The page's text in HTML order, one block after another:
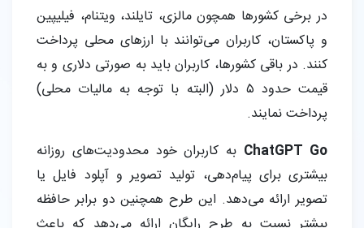
در برخی کشورها همچون مالزی، تایلند، ویتنام، فیلیپین
و پاکستان، کاربران می‌توانند با ارزهای محلی پرداخت
کنند. در باقی کشورها، کاربران باید به صورتی دلاری و به
قیمت حدود ۵ دلار (البته با توجه به مالیات محلی)
پرداخت نمایند.
ChatGPT Go به کاربران خود محدودیت‌های روزانه
بیشتری برای پیام‌دهی، تولید تصویر و آپلود فایل یا
تصویر ارائه می‌دهد. این طرح همچنین دو برابر حافظه